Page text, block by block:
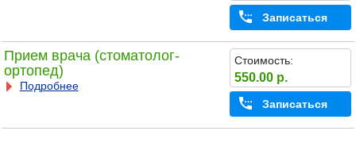
Записаться
Прием врача (стоматолог-
ортопед)
Подробнее
Стоимость:
550.00 р.
Записаться